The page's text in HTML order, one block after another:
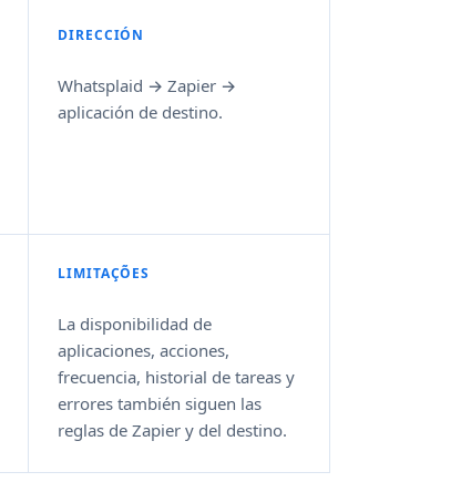
DIRECCIÓN
Whatsplaid → Zapier →
aplicación de destino.
LIMITAÇÕES
La disponibilidad de
aplicaciones, acciones,
frecuencia, historial de tareas y
errores también siguen las
reglas de Zapier y del destino.